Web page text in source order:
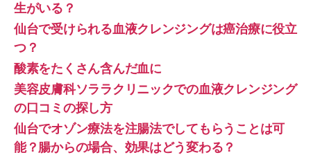
生がいる？
仙台で受けられる血液クレンジングは癌治療に役立
つ？
酸素をたくさん含んだ血に
美容皮膚科ソララクリニックでの血液クレンジング
の口コミの探し方
仙台でオゾン療法を注腸法でしてもらうことは可
能？腸からの場合、効果はどう変わる？